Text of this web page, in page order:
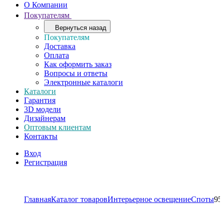
О Компании
Покупателям
Вернуться назад
Покупателям
Доставка
Оплата
Как оформить заказ
Вопросы и ответы
Электронные каталоги
Каталоги
Гарантия
3D модели
Дизайнерам
Оптовым клиентам
Контакты
Вход
Регистрация
ГлавнаяКаталог товаровИнтерьерное освещениеСпоты